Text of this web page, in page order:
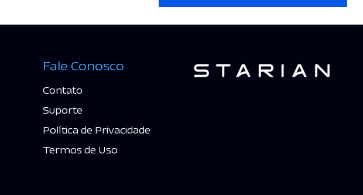
Fale Conosco
Contato
Suporte
Política de Privacidade
Termos de Uso